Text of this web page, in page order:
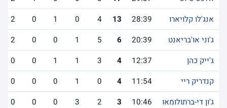
אנג'לו קלויארו
28:39
13
4
0
1
0
2
ג'וני או'בריאנט
20:39
6
5
1
0
0
2
ג'ייק כהן
12:37
4
3
1
1
0
0
קנדריק ריי
11:54
4
0
1
0
0
0
ג'ון די-ברתולומאו
10:46
3
2
3
0
0
0